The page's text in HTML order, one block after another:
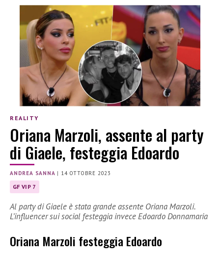
REALITY
Oriana Marzoli, assente al party
di Giaele, festeggia Edoardo
ANDREA SANNA | 14 OTTOBRE 2023
GF VIP 7
Al party di Giaele è stata grande assente Oriana Marzoli.
L’influencer sui social festeggia invece Edoardo Donnamaria
Oriana Marzoli festeggia Edoardo